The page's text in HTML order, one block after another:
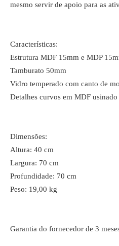
mesmo servir de apoio para as
Características:
Estrutura MDF 15mm e MDP
Tamburato 50mm
Vidro temperado com canto de
Detalhes curvos em MDF usinado
Dimensões:
Altura: 40 cm
Largura: 70 cm
Profundidade: 70 cm
Peso: 19,00 kg
Garantia do fornecedor de 3